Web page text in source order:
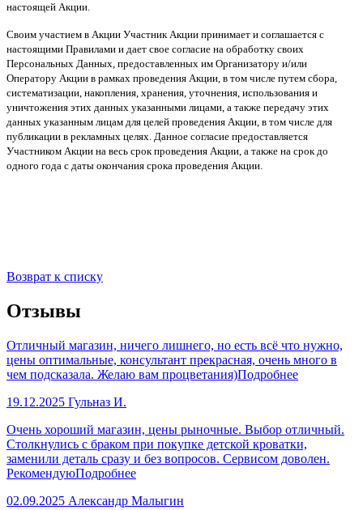
настоящей Акции.
Своим участием в Акции Участник Акции принимает и соглашается с
настоящими Правилами и дает свое согласие на обработку своих
Персональных Данных, предоставленных им Организатору и/или
Оператору Акции в рамках проведения Акции, в том числе путем сбора,
систематизации, накопления, хранения, уточнения, использования и
уничтожения этих данных указанными лицами, а также передачу этих
данных указанным лицам для целей проведения Акции, в том числе для
публикации в рекламных целях. Данное согласие предоставляется
Участником Акции на весь срок проведения Акции, а также на срок до
одного года с даты окончания срока проведения Акции.
Возврат к списку
Отзывы
Отличный магазин, ничего лишнего, но есть всё что нужно,
цены оптимальные, консультант прекрасная, очень много в
чем подсказала. Желаю вам процветания)Подробнее
19.12.2025 Гульназ И.
Очень хороший магазин, цены рыночные. Выбор отличный.
Столкнулись с браком при покупке детской кроватки,
заменили деталь сразу и без вопросов. Сервисом доволен.
РекомендуюПодробнее
02.09.2025 Александр Малыгин